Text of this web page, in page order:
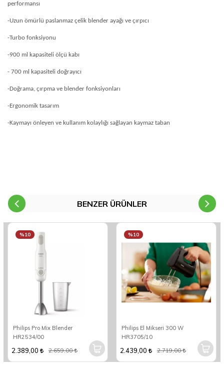
performansı
-Uzun ömürlü paslanmaz çelik blender ayağı ve çırpıcı
-Turbo fonksiyonu
-900 ml kapasiteli ölçü kabı
- 700 ml kapasiteli doğrayıcı
-Doğrama, çırpma ve blender fonksiyonları
-Ergonomik tasarım
-Kaymayı önleyen ve kullanım kolaylığı sağlayan kaymaz taban
BENZER ÜRÜNLER
Philips Pro Mix Blender
HR2534/00
%10
2.389,00 2.659,00
Philips El Mikseri 300 W
HR3705/10
%10
2.439,00 2.719,00